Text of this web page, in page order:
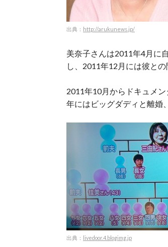
出典： http://arukunews.jp/
美奈子さんは2011年4月に
し、2011年12月には彼と
2011年10月からドキュメ
年にはビッグダディと離婚
出典： livedoor.4.blogimg.jp